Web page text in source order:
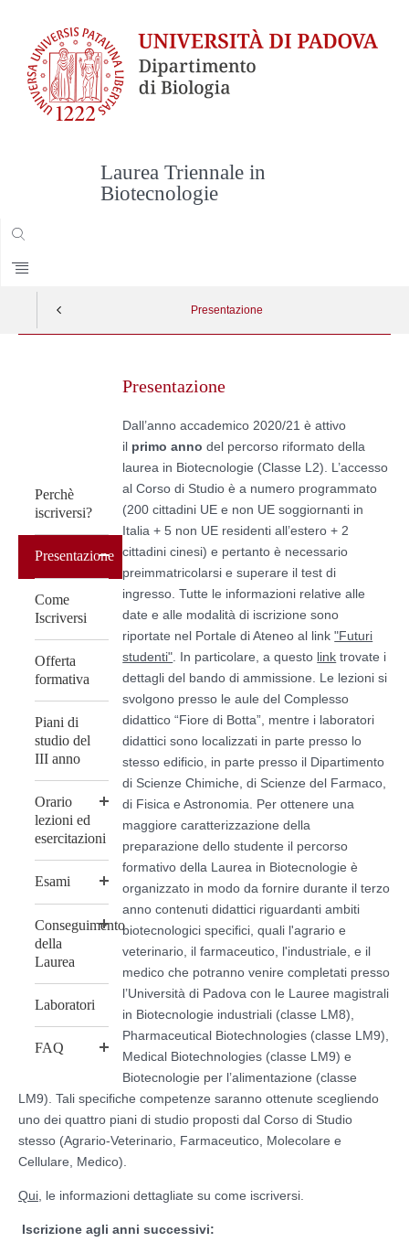
Laurea Triennale in
Biotecnologie
Presentazione
Perchè
iscriversi?
Presentazione
Come
Iscriversi
Offerta
formativa
Piani di
studio del
III anno
Orario
lezioni ed
esercitazioni
Esami
Conseguimento
della
Laurea
Laboratori
FAQ
content
Presentazione
Dall’anno accademico 2020/21 è attivo
il primo anno del percorso riformato della
laurea in Biotecnologie (Classe L2). L’accesso
al Corso di Studio è a numero programmato
(200 cittadini UE e non UE soggiornanti in
Italia + 5 non UE residenti all’estero + 2
cittadini cinesi) e pertanto è necessario
preimmatricolarsi e superare il test di
ingresso. Tutte le informazioni relative alle
date e alle modalità di iscrizione sono
riportate nel Portale di Ateneo al link"Futuri
studenti" . In particolare, a questo link trovate i
dettagli del bando di ammissione. Le lezioni si
svolgono presso le aule del Complesso
didattico “Fiore di Botta”, mentre i laboratori
didattici sono localizzati in parte presso lo
stesso edificio, in parte presso il Dipartimento
di Scienze Chimiche, di Scienze del Farmaco,
di Fisica e Astronomia. Per ottenere una
maggiore caratterizzazione della
preparazione dello studente il percorso
formativo della Laurea in Biotecnologie è
organizzato in modo da fornire durante il terzo
anno contenuti didattici riguardanti ambiti
biotecnologici specifici, quali l'agrario e
veterinario, il farmaceutico, l'industriale, e il
medico che potranno venire completati presso
l’Università di Padova con le Lauree magistrali
in Biotecnologie industriali (classe LM8),
Pharmaceutical Biotechnologies (classe LM9),
Medical Biotechnologies (classe LM9) e
Biotecnologie per l’alimentazione (classe
LM9). Tali specifiche competenze saranno ottenute scegliendo
uno dei quattro piani di studio proposti dal Corso di Studio
stesso (Agrario-Veterinario, Farmaceutico, Molecolare e
Cellulare, Medico).
Qui , le informazioni dettagliate su come iscriversi.
Iscrizione agli anni successivi: